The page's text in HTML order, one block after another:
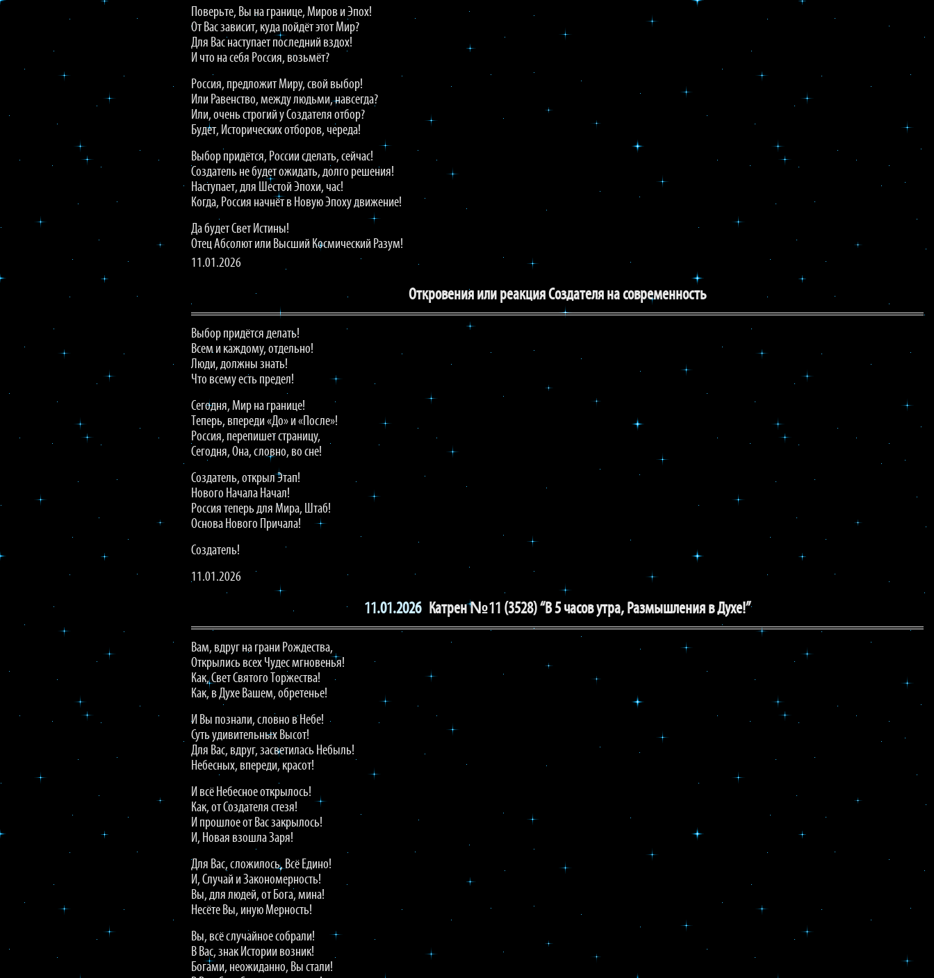
Поверьте, Вы на границе, Миров и Эпох!
От Вас зависит, куда пойдёт этот Мир?
Для Вас наступает последний вздох!
И что на себя Россия, возьмёт?
Россия, предложит Миру, свой выбор!
Или Равенство, между людьми, навсегда?
Или, очень строгий у Создателя отбор?
Будет, Исторических отборов, череда!
Выбор придётся, России сделать, сейчас!
Создатель не будет ожидать, долго решения!
Наступает, для Шестой Эпохи, час!
Когда, Россия начнёт в Новую Эпоху движение!
Да будет Свет Истины!
Отец Абсолют или Высший Космический Разум!
11.01.2026
Откровения или реакция Создателя на современность
Выбор придётся делать!
Всем и каждому, отдельно!
Люди, должны знать!
Что всему есть предел!
Сегодня, Мир на границе!
Теперь, впереди «До» и «После»!
Россия, перепишет страницу,
Сегодня, Она, словно, во сне!
Создатель, открыл Этап!
Нового Начала Начал!
Россия теперь для Мира, Штаб!
Основа Нового Причала!
Создатель!
11.01.2026
11.01.2026 Катрен №11 (3528) “В 5 часов утра, Размышления в Духе!”
Вам, вдруг на грани Рождества,
Открылись всех Чудес мгновенья!
Как, Свет Святого Торжества!
Как, в Духе Вашем, обретенье!
И Вы познали, словно в Небе!
Суть удивительных Высот!
Для Вас, вдруг, засветилась Небыль!
Небесных, впереди, красот!
И всё Небесное открылось!
Как, от Создателя стезя!
И прошлое от Вас закрылось!
И, Новая взошла Заря!
Для Вас, сложилось, Всё Едино!
И, Случай и Закономерность!
Вы, для людей, от Бога, мина!
Несёте Вы, иную Мерность!
Вы, всё случайное собрали!
В Вас, знак Истории возник!
Богами, неожиданно, Вы стали!